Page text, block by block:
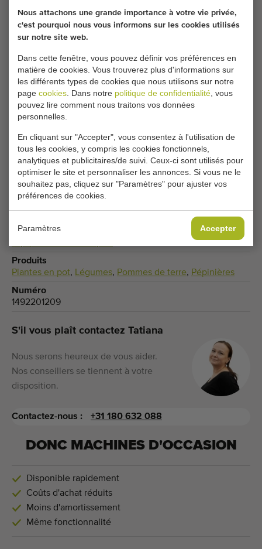
Nous attachons une grande importance à votre vie privée,
c'est pourquoi nous vous informons sur les cookies utilisés
sur notre site web.
Dans cette fenêtre, vous pouvez définir vos préférences en
matière de cookies. Vous trouverez plus d'informations sur
les différents types de cookies que nous utilisons sur notre
page cookies . Dans notre politique de confidentialité , vous
pouvez lire comment nous traitons vos données
personnelles.
En cliquant sur "Accepter", vous consentez à l'utilisation de
tous les cookies, y compris les cookies fonctionnels,
analytiques et publicitaires/de suivi. Ceux-ci sont utilisés pour
optimiser le site et personnaliser les annonces. Si vous ne le
souhaitez pas, cliquez sur "Paramètres" pour ajuster vos
préférences de cookies.
Paramètres Accepter
coordonnées ici.
partie. Modifiez vos paramètres de cookies pour
accéder à cette partie.
MODIFIER LES PARAMÈTRES DES COOKIES
Type
Conteneurs à pelles
Marque
Peecon
Catégorie de produit
Produits
Plantes en pot, Légumes, Pommes de terre, Pépinières
Numéro
1492201209
S'il vous plaît contactez Tatiana
Nous serons heureux de vous aider.
Nos conseillers se tiennent à votre
disposition.
Contactez-nous : +31 180 632 088
DONC MACHINES D'OCCASION
Disponible rapidement
Coûts d'achat réduits
Moins d'amortissement
Même fonctionnalité